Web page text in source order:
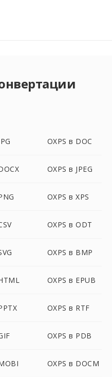
OXPS в DOC
OXPS в JPEG
OXPS в XPS
OXPS в ODT
OXPS в BMP
OXPS в EPUB
OXPS в RTF
OXPS в PDB
OXPS в DOCM